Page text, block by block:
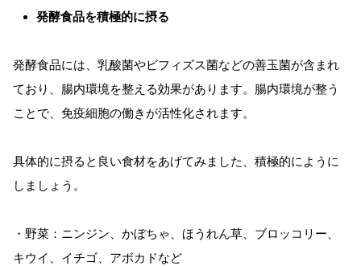
発酵食品を積極的に摂る
発酵食品には、乳酸菌やビフィズス菌などの善玉菌が含まれ
ており、腸内環境を整える効果があります。腸内環境が整う
ことで、免疫細胞の働きが活性化されます。
具体的に摂ると良い食材をあげてみました、積極的にように
しましょう。
・野菜：ニンジン、かぼちゃ、ほうれん草、ブロッコリー、
キウイ、イチゴ、アボカドなど